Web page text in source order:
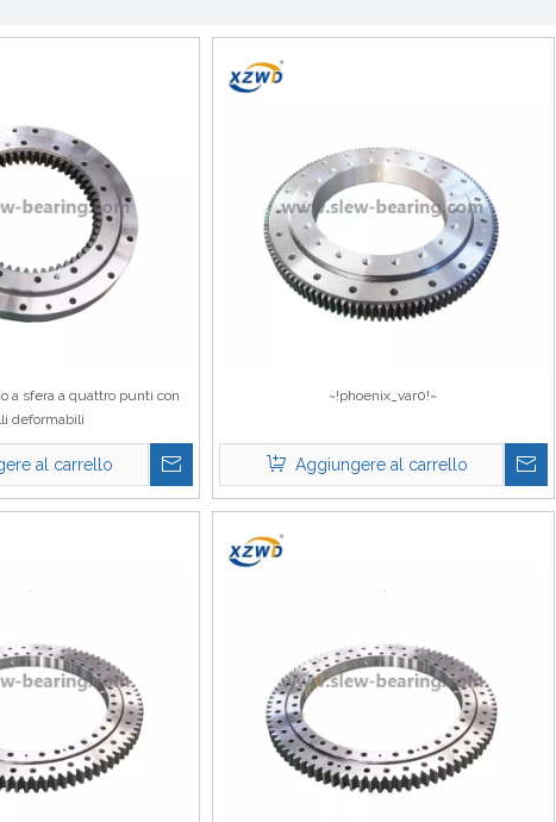
a sfera a quattro punti con
deformabili
al carrello
~!phoenix_var0!~
Aggiungere al carrello